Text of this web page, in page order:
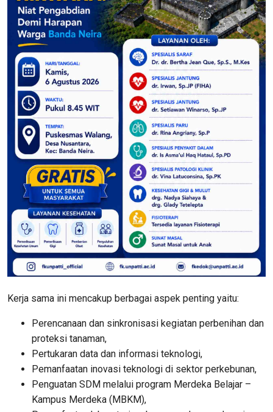
Kerja sama ini mencakup berbagai aspek penting yaitu:
Perencanaan dan sinkronisasi kegiatan perbenihan dan
proteksi tanaman,
Pertukaran data dan informasi teknologi,
Pemanfaatan inovasi teknologi di sektor perkebunan,
Penguatan SDM melalui program Merdeka Belajar –
Kampus Merdeka (MBKM),